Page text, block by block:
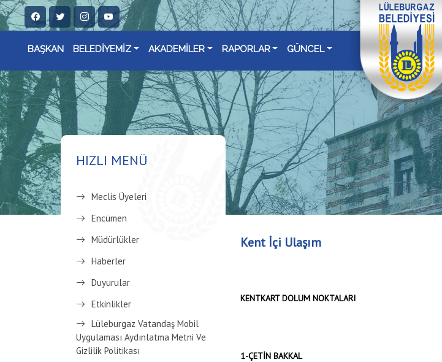
BAŞKAN BELEDİYEMİZ AKADEMİLER RAPORLAR GÜNCEL
HIZLI MENÜ
Meclis Üyeleri
Encümen
Müdürlükler
Haberler
Duyurular
Etkinlikler
Lüleburgaz Vatandaş Mobil
Uygulaması Aydınlatma Metni Ve
Gizlilik Politikası
Kent İçi Ulaşım
KENTKART DOLUM NOKTALARI
1-ÇETİN BAKKAL